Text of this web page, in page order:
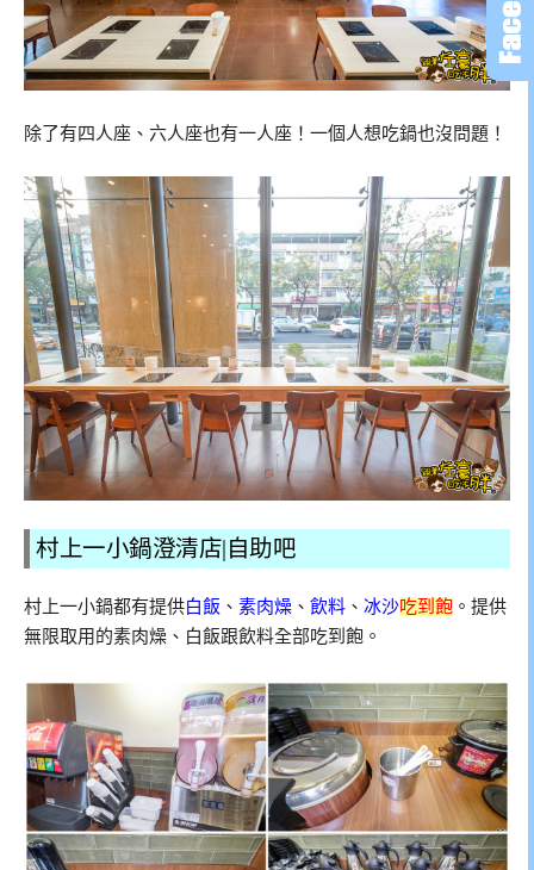
除了有四人座、六人座也有一人座！一個人想吃鍋也沒問題！
村上一小鍋澄清店|自助吧
村上一小鍋都有提供白飯 、 素肉燥 、 飲料 、 冰沙吃到飽 。提供
無限取用的素肉燥、白飯跟飲料全部吃到飽。